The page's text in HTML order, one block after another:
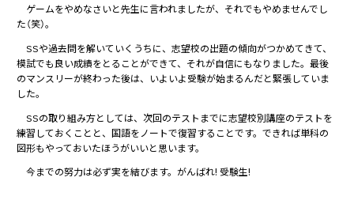
ゲームをやめなさいと先生に言われましたが、それでもやめませんでし
た（笑）。
SSや過去問を解いていくうちに、志望校の出題の傾向がつかめてきて、
模試でも良い成績をとることができて、それが自信にもなりました。最後
のマンスリーが終わった後は、いよいよ受験が始まるんだと緊張していま
した。
SSの取り組み方としては、次回のテストまでに志望校別講座のテストを
練習しておくことと、国語をノートで復習することです。できれば単科の
図形もやっておいたほうがいいと思います。
今までの努力は必ず実を結びます。がんばれ! 受験生!